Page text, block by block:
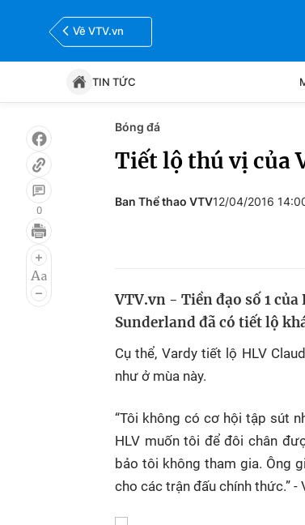
Về VTV.vn
TIN TỨC
Tin tức
Bóng đá
0
Bóng đá
Tiết lộ thú vị của
Ban Thể thao VTV12/04/2016
VTV.vn - Tiền đạo số 1
Sunderland đã có tiết lộ
Cụ thể, Vardy tiết lộ HLV
như ở mùa này.
“Tôi không có cơ hội tập sút
HLV muốn tôi để đôi chân
bảo tôi không tham gia. Ông
cho các trận đấu chính thức.” -